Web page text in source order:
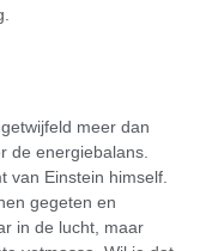
meer dan
de energiebalans.
van Einstein himself.
gegeten en
in de lucht, maar